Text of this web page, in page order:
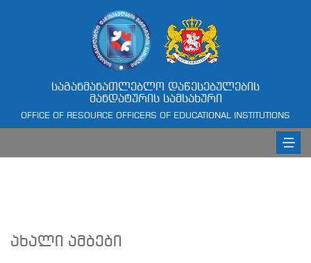
საგანმანათლებლო დაწესებულების
მანდატურის სამსახური
OFFICE OF RESOURCE OFFICERS OF EDUCATIONAL INSTITUTIONS
ახალი ამბები